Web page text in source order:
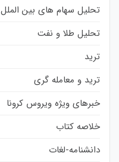
تحلیل سهام های بین الملل
تحلیل طلا و نفت
ترید
ترید و معامله گری
خبرهای ویژه ویروس کرونا
خلاصه کتاب
دانشنامه-لغات